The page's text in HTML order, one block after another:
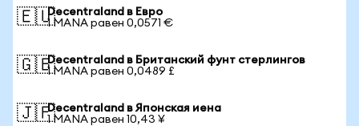
🇪🇺Decentraland в Евро
1 MANA равен 0,0571 €
🇬🇧Decentraland в Британский фунт стерлингов
1 MANA равен 0,0489 £
🇯🇵Decentraland в Японская иена
1 MANA равен 10,43 ¥